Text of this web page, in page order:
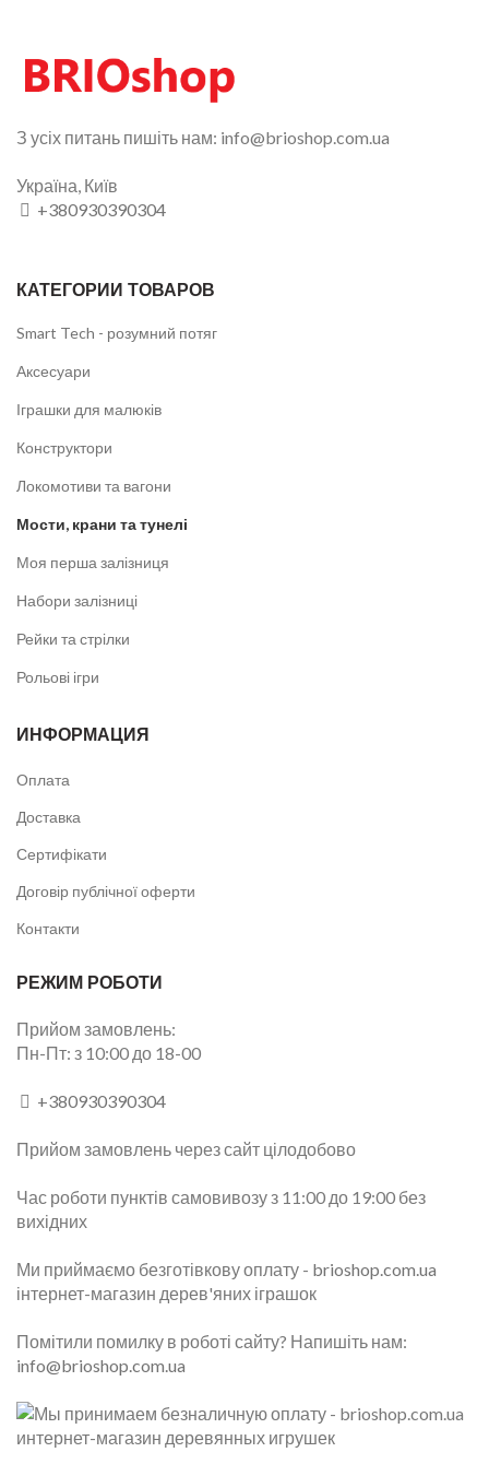
З усіх питань пишіть нам: info@brioshop.com.ua
Україна, Київ
+380930390304
КАТЕГОРИИ ТОВАРОВ
Smart Tech - розумний потяг
Аксесуари
Іграшки для малюків
Конструктори
Локомотиви та вагони
Мости, крани та тунелі
Моя перша залізниця
Набори залізниці
Рейки та стрілки
Рольові ігри
ИНФОРМАЦИЯ
Оплата
Доставка
Сертифікати
Договір публічної оферти
Контакти
РЕЖИМ РОБОТИ
Прийом замовлень:
Пн-Пт: з 10:00 до 18-00
+380930390304
Прийом замовлень через сайт цілодобово
Час роботи пунктів самовивозу з 11:00 до 19:00 без
вихідних
Ми приймаємо безготівкову оплату - brioshop.com.ua
інтернет-магазин дерев'яних іграшок
Помітили помилку в роботі сайту? Напишіть нам:
info@brioshop.com.ua